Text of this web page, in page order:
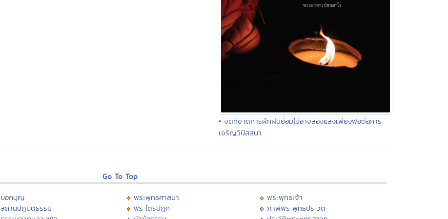
• จิตที่ขาดการฝึกฝนย่อมไม่อาจส่องแสงเพียงพอต่อการ
เจริญวิปัสสนา
Go To Top
บอกบุญ
สถานปฏิบัติธรรม
พระพุทธศาสนา
พระไตรปิฏก
พระพุทธเจ้า
ภาพพระพุทธประวัติ